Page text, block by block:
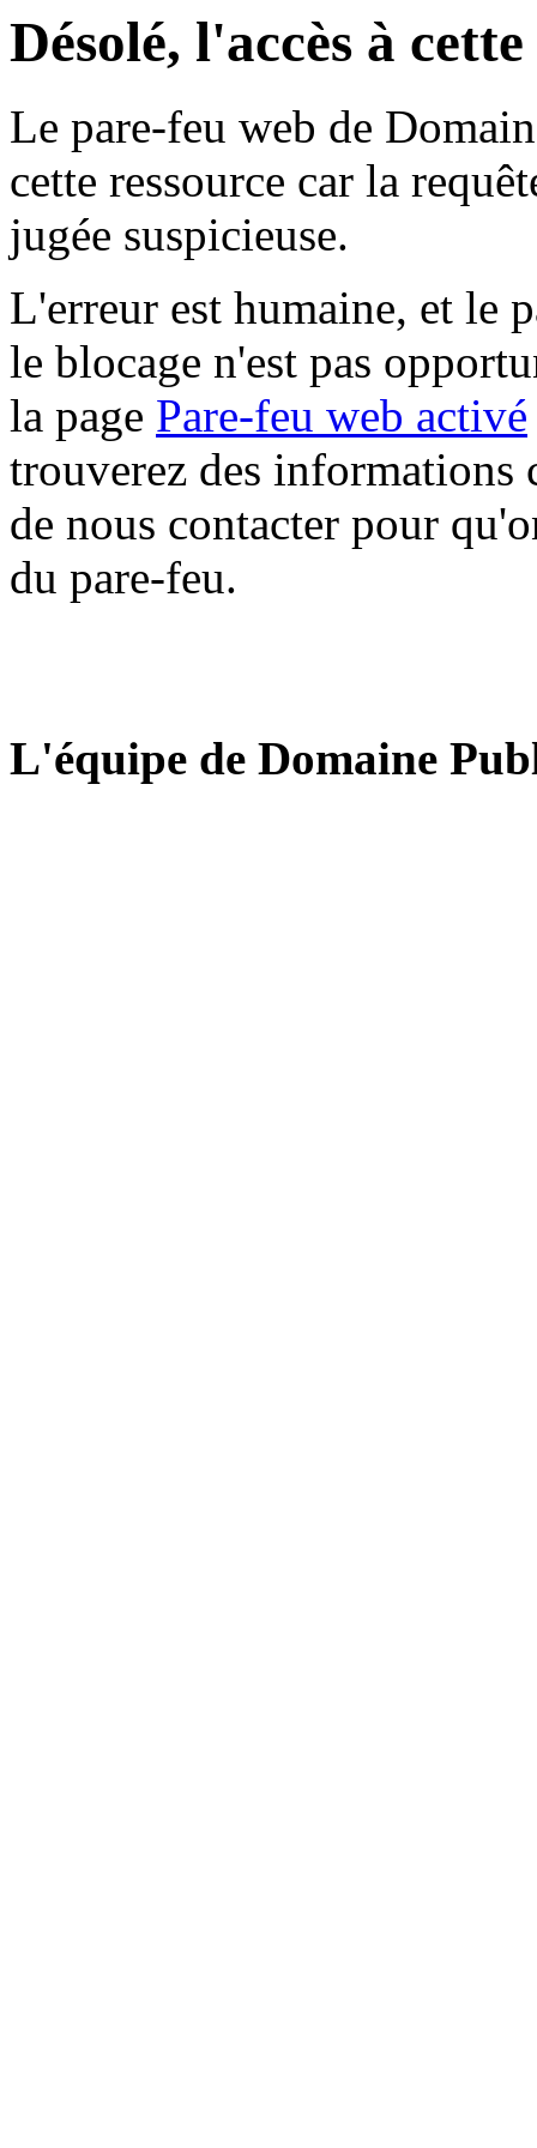
Désolé, l'accès à
Le pare-feu web de
cette ressource car la
jugée suspicieuse.
L'erreur est humaine, et le
le blocage n'est pas
la page Pare-feu web activé
trouverez des informations
de nous contacter pour
du pare-feu.
L'équipe de Domaine